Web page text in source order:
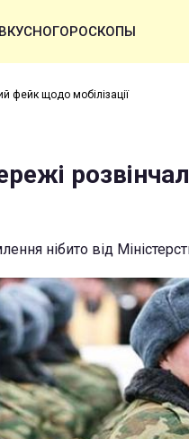
ВКУСНОГОРОСКОПЫ
фейк щодо мобілізації
нібито від